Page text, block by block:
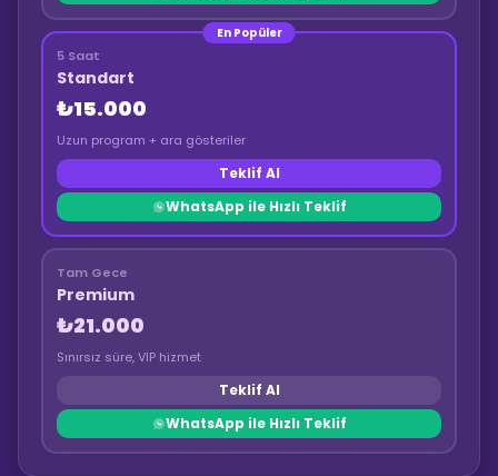
En Popüler
5 Saat
Standart
₺15.000
Uzun program + ara gösteriler
Teklif Al
WhatsApp ile Hızlı Teklif
Tam Gece
Premium
₺21.000
Sınırsız süre, VIP hizmet
Teklif Al
WhatsApp ile Hızlı Teklif